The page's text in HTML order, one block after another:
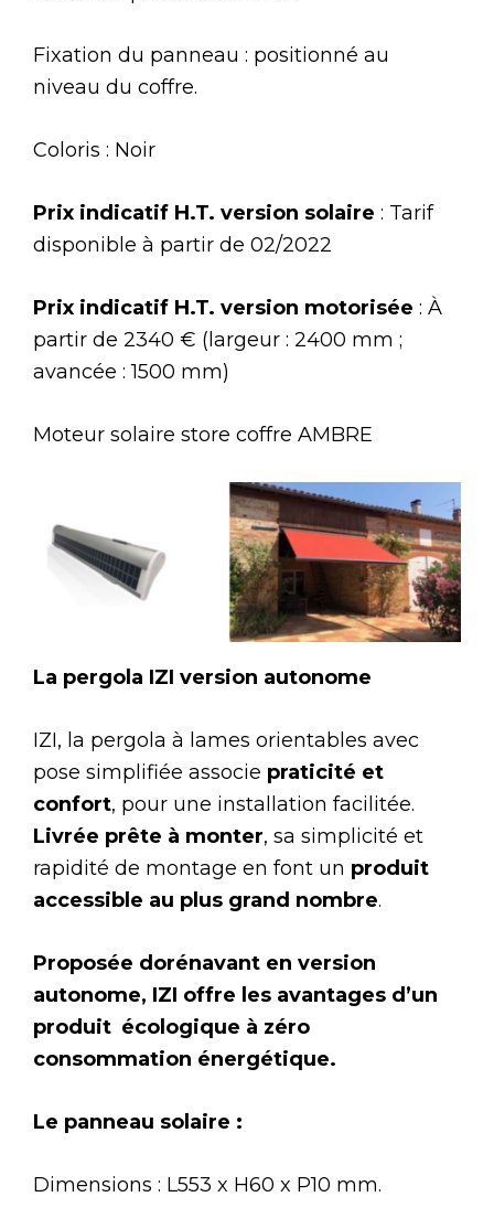
Fixation du panneau : positionné au
niveau du coffre.
Coloris : Noir
Prix indicatif H.T. version solaire : Tarif
disponible à partir de 02/2022
Prix indicatif H.T. version motorisée : À
partir de 2340 € (largeur : 2400 mm ;
avancée : 1500 mm)
Moteur solaire store coffre AMBRE
La pergola IZI version autonome
IZI, la pergola à lames orientables avec
pose simplifiée associe praticité et
confort, pour une installation facilitée.
Livrée prête à monter, sa simplicité et
rapidité de montage en font un produit
accessible au plus grand nombre.
Proposée dorénavant en version
autonome, IZI offre les avantages d’un
produit écologique à zéro
consommation énergétique.
Le panneau solaire :
Dimensions : L553 x H60 x P10 mm.